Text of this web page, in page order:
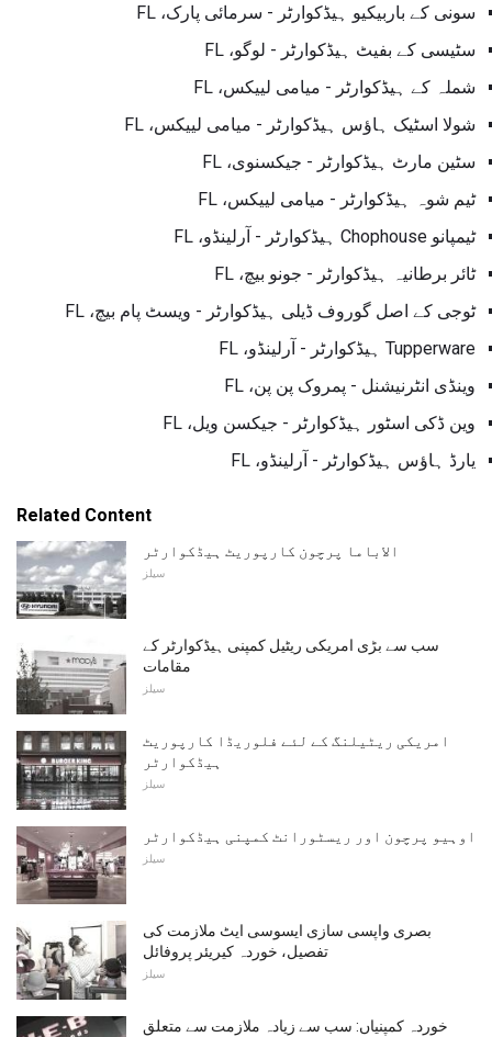
سونی کے باربیکیو ہیڈکوارٹر - سرمائی پارک، FL
سٹیسی کے بفیٹ ہیڈکوارٹر - لوگو، FL
شملہ کے ہیڈکوارٹر - میامی لییکس، FL
شولا اسٹیک ہاؤس ہیڈکوارٹر - میامی لییکس، FL
سٹین مارٹ ہیڈکوارٹر - جیکسنوی، FL
ٹیم شوہ ہیڈکوارٹر - میامی لییکس، FL
ٹیمپانو Chophouse ہیڈکوارٹر - آرلینڈو، FL
ٹائر برطانیہ ہیڈکوارٹر - جونو بیچ، FL
ٹوجی کے اصل گوروف ڈیلی ہیڈکوارٹر - ویسٹ پام بیچ، FL
Tupperware ہیڈکوارٹر - آرلینڈو، FL
وینڈی انٹرنیشنل - پمروک پن پن، FL
وین ڈکی اسٹور ہیڈکوارٹر - جیکسن ویل، FL
یارڈ ہاؤس ہیڈکوارٹر - آرلینڈو، FL
Related Content
الاباما پرچون کارپوریٹ ہیڈکوارٹر
سیلز
سب سے بڑی امریکی ریٹیل کمپنی ہیڈکوارٹر کے
مقامات
سیلز
امریکی ریٹیلنگ کے لئے فلوریڈا کارپوریٹ
ہیڈکوارٹر
سیلز
اوہیو پرچون اور ریسٹورانٹ کمپنی ہیڈکوارٹر
سیلز
بصری واپسی سازی ایسوسی ایٹ ملازمت کی
تفصیل، خوردہ کیریئر پروفائل
سیلز
خوردہ کمپنیاں: سب سے زیادہ ملازمت سے متعلق